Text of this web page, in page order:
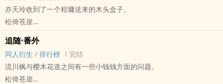
亦天玲收到了一个程墉送来的木头盒子。
松倚苍崖
完结
追随·番外
同人衍生 / 排行榜
完结
流川枫与樱木花道之间有一些小钱钱方面的问题。
松倚苍崖